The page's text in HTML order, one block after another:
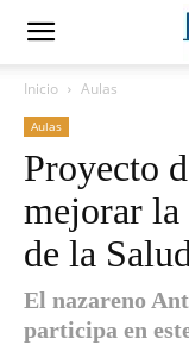
Inicio Aulas
Aulas
Proyecto
mejorar la
de la Salud
El nazareno
participa en